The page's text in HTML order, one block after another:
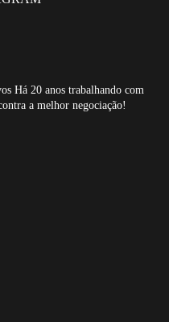
Há 20 anos trabalhando com
a melhor negociação!